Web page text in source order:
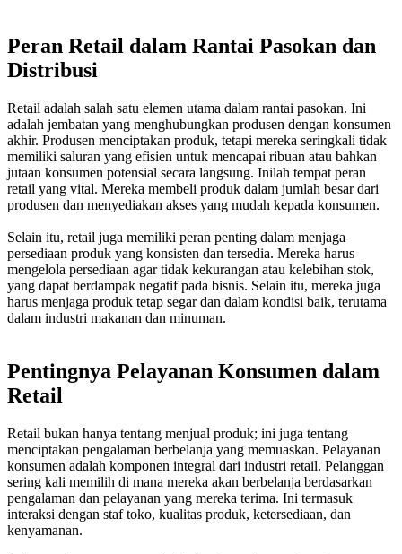
Peran Retail dalam Rantai Pasokan dan
Distribusi
Retail adalah salah satu elemen utama dalam rantai pasokan. Ini
adalah jembatan yang menghubungkan produsen dengan konsumen
akhir. Produsen menciptakan produk, tetapi mereka seringkali tidak
memiliki saluran yang efisien untuk mencapai ribuan atau bahkan
jutaan konsumen potensial secara langsung. Inilah tempat peran
retail yang vital. Mereka membeli produk dalam jumlah besar dari
produsen dan menyediakan akses yang mudah kepada konsumen.
Selain itu, retail juga memiliki peran penting dalam menjaga
persediaan produk yang konsisten dan tersedia. Mereka harus
mengelola persediaan agar tidak kekurangan atau kelebihan stok,
yang dapat berdampak negatif pada bisnis. Selain itu, mereka juga
harus menjaga produk tetap segar dan dalam kondisi baik, terutama
dalam industri makanan dan minuman.
Pentingnya Pelayanan Konsumen dalam
Retail
Retail bukan hanya tentang menjual produk; ini juga tentang
menciptakan pengalaman berbelanja yang memuaskan. Pelayanan
konsumen adalah komponen integral dari industri retail. Pelanggan
sering kali memilih di mana mereka akan berbelanja berdasarkan
pengalaman dan pelayanan yang mereka terima. Ini termasuk
interaksi dengan staf toko, kualitas produk, ketersediaan, dan
kenyamanan.